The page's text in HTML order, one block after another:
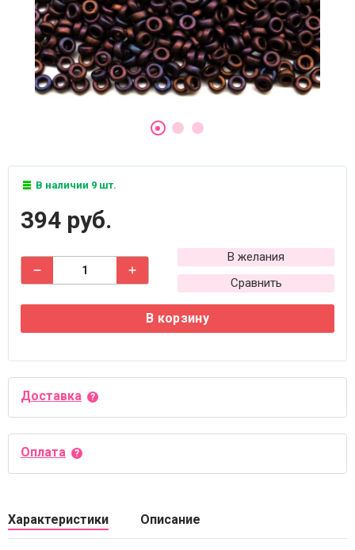
В наличии 9 шт.
394 руб.
В желания
Сравнить
В корзину
Доставка
Оплата
Характеристики Описание